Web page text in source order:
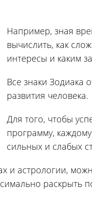
Например, зная
вычислить, как
интересы и каким
Все знаки Зодиака
развития человека.
Для того, чтобы
программу,
сильных и слабых
и астрологии,
раскрыть